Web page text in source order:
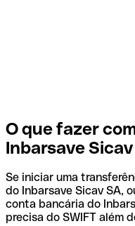
O que fazer
Inbarsave Sicav
Se iniciar uma
do Inbarsave Sicav SA,
conta bancária do
precisa do SWIFT além